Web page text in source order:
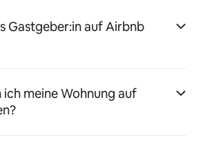
Gastgeber:in auf Airbnb
meine Wohnung auf